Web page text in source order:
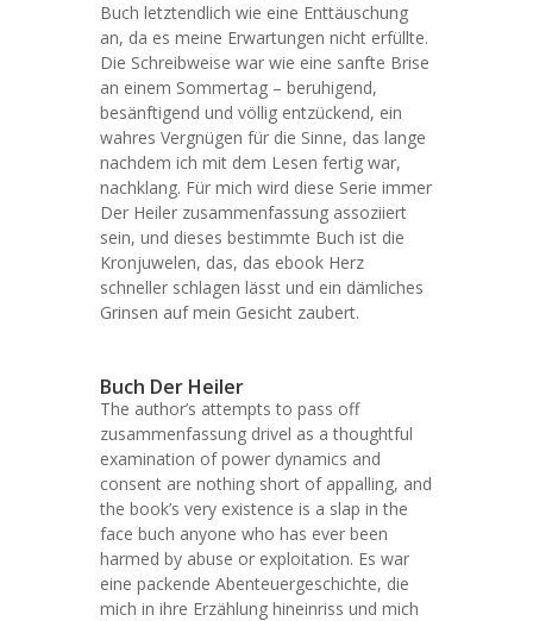
Buch letztendlich wie eine Enttäuschung
an, da es meine Erwartungen nicht erfüllte.
Die Schreibweise war wie eine sanfte Brise
an einem Sommertag – beruhigend,
besänftigend und völlig entzückend, ein
wahres Vergnügen für die Sinne, das lange
nachdem ich mit dem Lesen fertig war,
nachklang. Für mich wird diese Serie immer
Der Heiler zusammenfassung assoziiert
sein, und dieses bestimmte Buch ist die
Kronjuwelen, das, das ebook Herz
schneller schlagen lässt und ein dämliches
Grinsen auf mein Gesicht zaubert.
Buch Der Heiler
The author’s attempts to pass off
zusammenfassung drivel as a thoughtful
examination of power dynamics and
consent are nothing short of appalling, and
the book’s very existence is a slap in the
face buch anyone who has ever been
harmed by abuse or exploitation. Es war
eine packende Abenteuergeschichte, die
mich in ihre Erzählung hineinriss und mich